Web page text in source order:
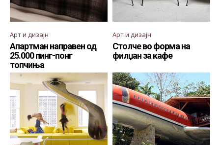
Арт и дизајн
Апартман направен од
25.000 пинг-понг
топчиња
Арт и дизајн
Столче во форма на
филџан за кафе